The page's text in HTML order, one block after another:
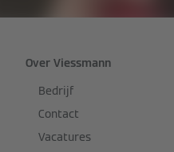
Over Viessmann
Bedrijf
Contact
Vacatures